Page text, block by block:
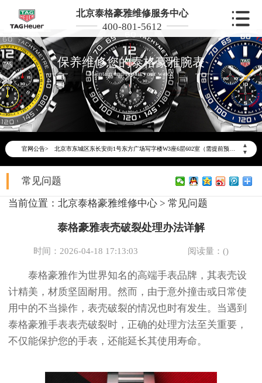
北京泰格豪雅维修服务中心
400-801-5612
保养维修您的泰格豪雅腕表
Maintain and repair your watch
官网公告>
▲
▼
2026年6月泰格豪雅北京市售后服务网络优化升级公告
2026年6月北京市泰格豪雅官方售后客户服务热线：400-801-5612
2026年6月泰格豪雅售后服务中心最新网点地址：
北京市东城区东长安街1号东方广场写字楼W3座6层602室（需提前预约）
北京市朝阳区建国门外大街甲6号华熙国际中心写字楼D座11层1102室（需提前预约）
北京市朝阳区建国门外大街甲6号华熙国际中心D座11层1102室泰格豪雅售后服务中心（需提前预约）
常见问题
当前位置： 北京泰格豪雅维修中心 > 常见问题
泰格豪雅表壳破裂处理办法详解
时间：2026-04-18 17:13:03 阅读量：()
泰格豪雅作为世界知名的高端手表品牌，其表壳设
计精美，材质坚固耐用。然而，由于意外撞击或日常使
用中的不当操作，表壳破裂的情况也时有发生。当遇到
泰格豪雅手表表壳破裂时，正确的处理方法至关重要，
不仅能保护您的手表，还能延长其使用寿命。